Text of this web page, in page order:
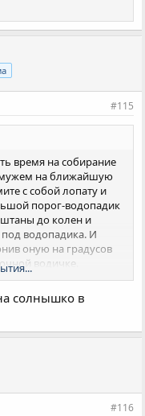
#115
время на собирание
мужем на ближайшую
с собой лопату и
порог-водопадик
штаны до колен и
водопадика. И
оную на градусов
водичке.
унесет течение.
Ну совсем немного -
солнышко в
#116